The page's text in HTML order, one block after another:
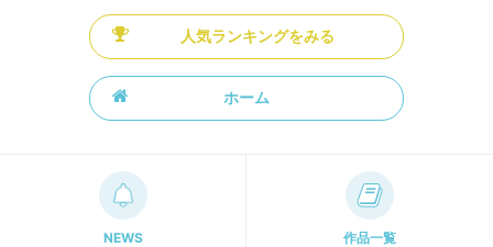
人気ランキングをみる
ホーム
NEWS 作品一覧